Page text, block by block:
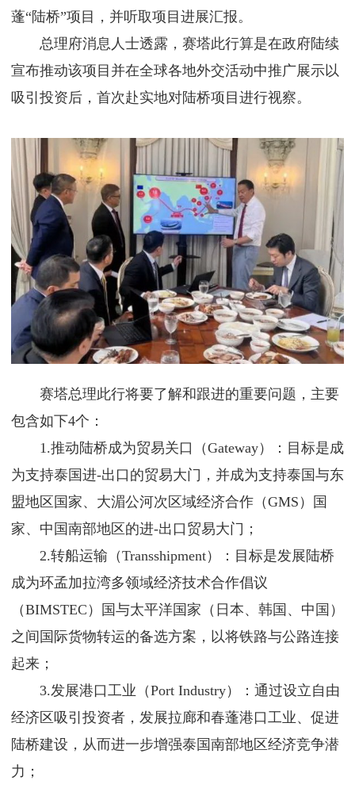
蓬“陆桥”项目，并听取项目进展汇报。
总理府消息人士透露，赛塔此行算是在政府陆续
宣布推动该项目并在全球各地外交活动中推广展示以
吸引投资后，首次赴实地对陆桥项目进行视察。
赛塔总理此行将要了解和跟进的重要问题，主要
包含如下4个：
1.推动陆桥成为贸易关口（Gateway）：目标是成
为支持泰国进-出口的贸易大门，并成为支持泰国与东
盟地区国家、大湄公河次区域经济合作（GMS）国
家、中国南部地区的进-出口贸易大门；
2.转船运输（Transshipment）：目标是发展陆桥
成为环孟加拉湾多领域经济技术合作倡议
（BIMSTEC）国与太平洋国家（日本、韩国、中国）
之间国际货物转运的备选方案，以将铁路与公路连接
起来；
3.发展港口工业（Port Industry）：通过设立自由
经济区吸引投资者，发展拉廊和春蓬港口工业、促进
陆桥建设，从而进一步增强泰国南部地区经济竞争潜
力；